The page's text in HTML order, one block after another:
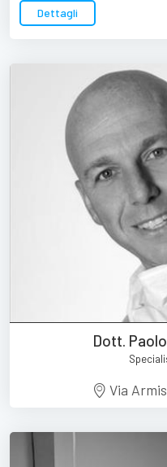
Dettagli
Dott.
Via